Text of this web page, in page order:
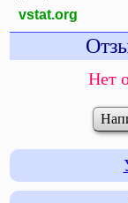
vstat.org
Нет